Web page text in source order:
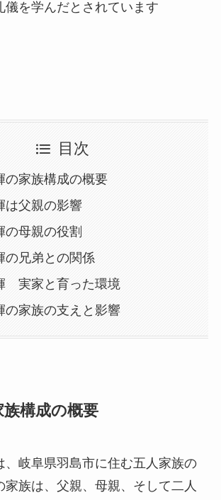
儀を学んだとされています
目次
の家族構成の概要
は父親の影響
の母親の役割
の兄弟との関係
実家と育った環境
の家族の支えと影響
構成の概要
、岐阜県羽島市に住む五人家族の
家族は、父親、母親、そして二人